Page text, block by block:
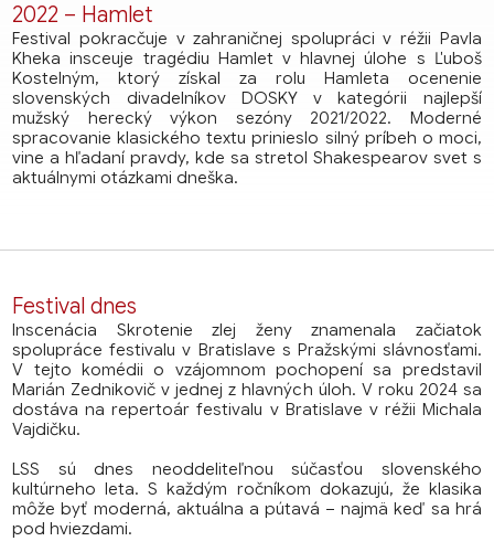
2022 – Hamlet
Festival pokracčuje v zahraničnej spolupráci v réžii Pavla
Kheka insceuje tragédiu Hamlet v hlavnej úlohe s Ľuboš
Kostelným, ktorý získal za rolu Hamleta ocenenie
slovenských divadelníkov DOSKY v kategórii najlepší
mužský herecký výkon sezóny 2021/2022. Moderné
spracovanie klasického textu prinieslo silný príbeh o moci,
vine a hľadaní pravdy, kde sa stretol Shakespearov svet s
aktuálnymi otázkami dneška.
Festival dnes
Inscenácia Skrotenie zlej ženy znamenala začiatok
spolupráce festivalu v Bratislave s Pražskými slávnosťami.
V tejto komédii o vzájomnom pochopení sa predstavil
Marián Zednikovič v jednej z hlavných úloh. V roku 2024 sa
dostáva na repertoár festivalu v Bratislave v réžii Michala
Vajdičku.
LSS sú dnes neoddeliteľnou súčasťou slovenského
kultúrneho leta. S každým ročníkom dokazujú, že klasika
môže byť moderná, aktuálna a pútavá – najmä keď sa hrá
pod hviezdami.